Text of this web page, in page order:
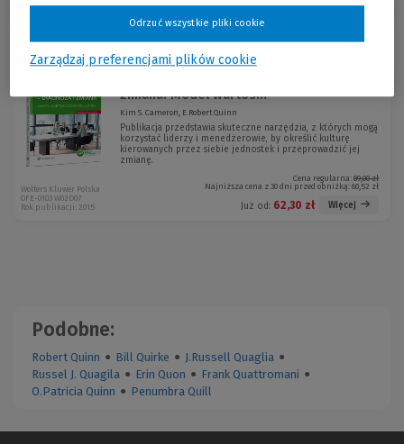
zmiana. Model wartoś...
Kim S. Cameron, E.Robert Quinn
Publikacja przedstawia skuteczne narzędzia, z których mogą
korzystać liderzy i menedżerowie, by określić kulturę
kierowanych przez siebie jednostek i przeprowadzić jej
zmianę.
Cena regularna: 89,00 zł
Najniższa cena z 30 dni przed obniżką: 60,52 zł
Już od: 62,30 zł Więcej
Wolters Kluwer Polska
OFE-0103 W02D07
Rok publikacji: 2015
Podobne:
Robert Quinn ● Bill Quirke ● J.Russell Quaglia ●
Russel J. Quagila ● Erin Quon ● Frank Quattromani ●
O.Patricia Quinn ● Penumbra Quill
Zarządzaj preferencjami plików cookie
Odrzuć wszystkie pliki cookie